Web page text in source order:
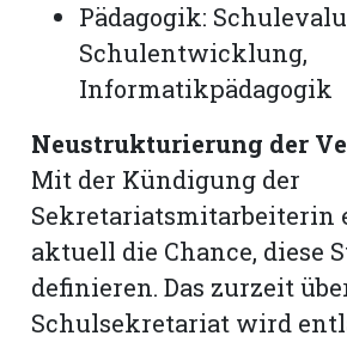
Pädagogik:
Schulentwicklung,
Informatikpädagogik
Neustrukturierung der
Mit der Kündigung der
Sekretariatsmitarbeiterin
aktuell die Chance, diese
definieren. Das zurzeit
Schulsekretariat wird